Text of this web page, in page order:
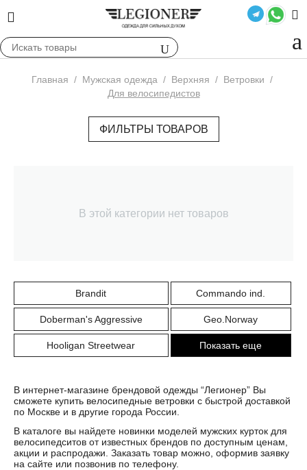
Главная / Мужская одежда / Верхняя / Ветровки /
Для велосипедистов
ФИЛЬТРЫ ТОВАРОВ
В этой категории нет товаров
Brandit Commando ind.
Doberman's Aggressive Geo.Norway
Hooligan Streetwear Показать еще
В интернет-магазине брендовой одежды “Легионер” Вы
сможете купить велосипедные ветровки с быстрой доставкой
по Москве и в другие города России.
В каталоге вы найдете новинки моделей мужских курток для
велосипедситов от известных брендов по доступным ценам,
акции и распродажи. Заказать товар можно, оформив заявку
на сайте или позвонив по телефону.